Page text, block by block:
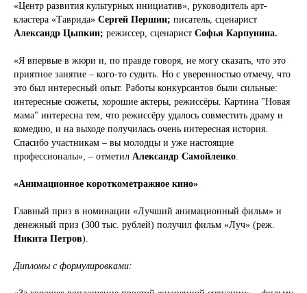
«Центр развития культурных инициатив», руководитель арт-
кластера «Таврида» Сергей Першин; писатель, сценарист
Александр Цыпкин; режиссер, сценарист Софья Карпунина.
«Я впервые в жюри и, по правде говоря, не могу сказать, что это
приятное занятие – кого-то судить. Но с уверенностью отмечу, что
это был интересный опыт. Работы конкурсантов были сильные:
интересные сюжеты, хорошие актеры, режиссёры. Картина "Новая
мама" интересна тем, что режиссёру удалось совместить драму и
комедию, и на выходе получилась очень интересная история.
Спасибо участникам – вы молодцы и уже настоящие
профессионалы», – отметил Александр Самойленко.
«Анимационное короткометражное кино»
Главный приз в номинации «Лучший анимационный фильм» и
денежный приз (300 тыс. рублей) получил фильм «Луч» (реж.
Никита Петров).
Дипломы с формулировками: